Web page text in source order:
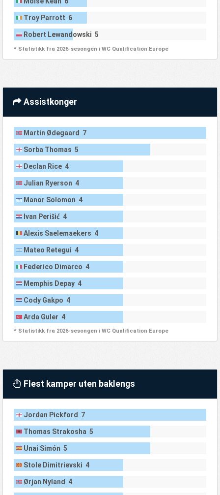
Troy Parrott 6
Robert Lewandowski 5
* Statistikk fra 2026-sesongen i WC Qualification Europe
Assistkonger
Martin Ødegaard 7
Sorba Thomas 5
Declan Rice 4
Julian Ryerson 4
Manor Solomon 4
Ivan Perišić 4
Alexis Saelemaekers 4
Mateo Retegui 4
Federico Dimarco 4
Memphis Depay 4
Cody Gakpo 4
Arda Guler 4
* Statistikk fra 2026-sesongen i WC Qualification Europe
Flest kamper uten baklengs
Jordan Pickford 7
Thomas Strakosha 5
Unai Simón 5
Stole Dimitrievski 4
Ørjan Nyland 4